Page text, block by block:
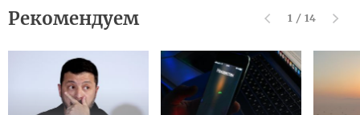
Рекомендуем 1 / 14